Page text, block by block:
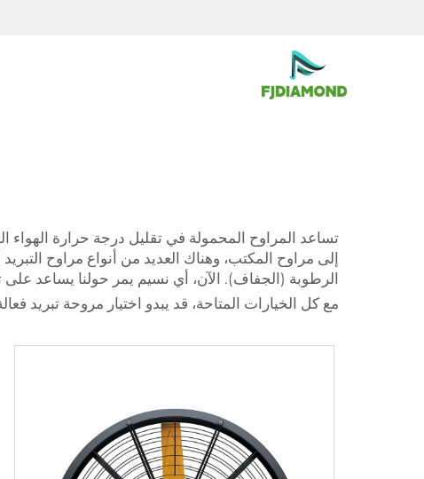
تساعد المراوح المحمولة في تقليل درجة حرارة الهواء
إلى مراوح المكتب، وهناك العديد من أنواع مراوح
الرطوبة (الجفاف). الآن، أي نسيم يمر حولنا يساعد
مع كل الخيارات المتاحة، قد يبدو اختيار مروحة تبريد